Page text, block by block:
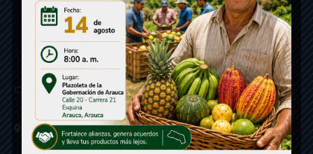
Contáctenos
Calle 20 - Carrera 21 Esquina
Código postal 810001